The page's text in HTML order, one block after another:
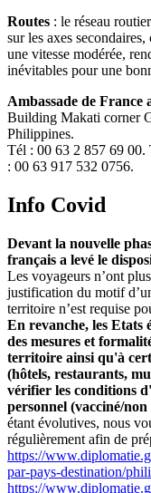
Routes : le réseau
sur les axes
une vitesse modérée,
inévitables pour une
Ambassade de France
Building Makati corner
Philippines.
Tél : 00 63 2 857 69 00.
: 00 63 917 532 0756.
Info Covid
Devant la nouvelle
français a levé le
Les voyageurs n’ont
justification du motif
territoire n’est requise
En revanche, les Etats
des mesures et
territoire ainsi qu'à
(hôtels, restaurants,
vérifier les conditions
personnel (vacciné/
étant évolutives, nous
régulièrement afin de
https://
par-pays-destination/
https://